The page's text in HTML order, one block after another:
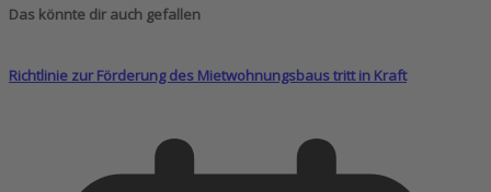
Das könnte dir auch gefallen
Richtlinie zur Förderung des Mietwohnungsbaus tritt in Kraft